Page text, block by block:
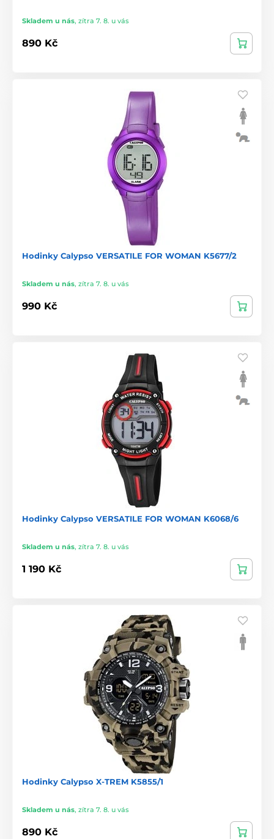
Skladem u nás, zítra 7. 8. u vás
890 Kč
Hodinky Calypso VERSATILE FOR WOMAN K5677/2
Skladem u nás, zítra 7. 8. u vás
990 Kč
Hodinky Calypso VERSATILE FOR WOMAN K6068/6
Skladem u nás, zítra 7. 8. u vás
1 190 Kč
Hodinky Calypso X-TREM K5855/1
Skladem u nás, zítra 7. 8. u vás
890 Kč